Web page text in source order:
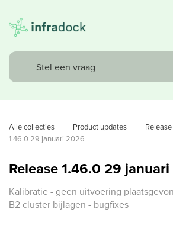
Alle collecties Product updates
1.46.0 29 januari 2026
Release 1.46.0 29
Kalibratie - geen uitvoering
B2 cluster bijlagen - bugfixes